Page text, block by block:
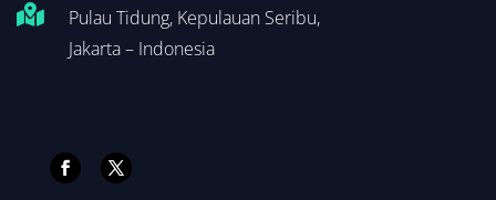

Pulau Tidung, Kepulauan Seribu,
Jakarta – Indonesia